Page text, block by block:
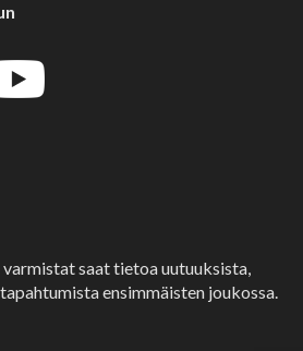
saat tietoa uutuuksista,
ensimmäisten joukossa.